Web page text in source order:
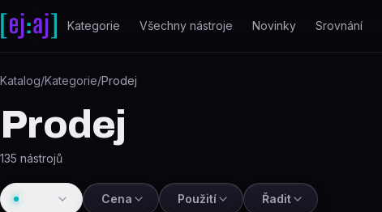
Přeskočit na obsah
Kategorie Všechny nástroje Novinky Srovnání
Katalog/Kategorie/Prodej
Prodej
135 nástrojů
Prodej Cena Použití Řadit